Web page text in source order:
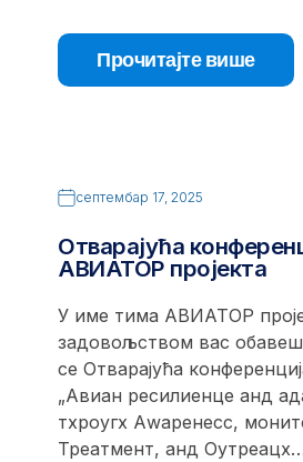
Прочитајте више
септембар 17, 2025
Отварајућа
АВИАТОР пројекта
У име тима АВИАТОР
задовољством вас
се Отварајућа
„Авиан ресилиенце анд
тхроугх Аwаренесс,
Треатмент, анд